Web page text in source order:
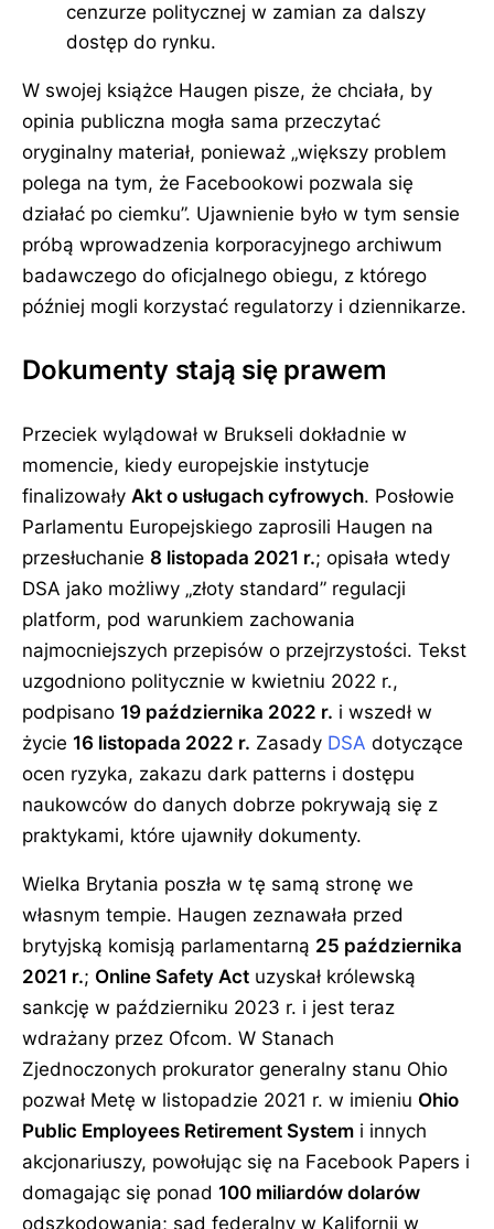
cenzurze politycznej w zamian za dalszy
dostęp do rynku.
W swojej książce Haugen pisze, że chciała, by
opinia publiczna mogła sama przeczytać
oryginalny materiał, ponieważ większy problem
polega na tym, że Facebookowi pozwala się
działać po ciemku . Ujawnienie było w tym sensie
próbą wprowadzenia korporacyjnego archiwum
badawczego do oficjalnego obiegu, z którego
później mogli korzystać regulatorzy i dziennikarze.
Dokumenty stają się prawem
Przeciek wylądował w Brukseli dokładnie w
momencie, kiedy europejskie instytucje
finalizowały Akt o usługach cyfrowych. Posłowie
Parlamentu Europejskiego zaprosili Haugen na
przesłuchanie 8 listopada 2021 r.; opisała wtedy
DSA jako możliwy złoty standard
regulacji
platform, pod warunkiem zachowania
najmocniejszych przepisów o przejrzystości. Tekst
uzgodniono politycznie w kwietniu 2022 r.,
podpisano 19 października 2022 r. i wszedł w
życie 16 listopada 2022 r. Zasady DSA dotyczące
ocen ryzyka, zakazu dark patterns i dostępu
naukowców do danych dobrze pokrywają się z
praktykami, które ujawniły dokumenty.
Wielka Brytania poszła w tę samą stronę we
własnym tempie. Haugen zeznawała przed
brytyjską komisją parlamentarną 25 października
2021 r.; Online Safety Act uzyskał królewską
sankcję w październiku 2023 r. i jest teraz
wdrażany przez Ofcom. W Stanach
Zjednoczonych prokurator generalny stanu Ohio
pozwał Metę w listopadzie 2021 r. w imieniu Ohio
Public Employees Retirement System i innych
akcjonariuszy, powołując się na Facebook Papers i
domagając się ponad 100 miliardów dolarów
odszkodowania; sąd federalny w Kalifornii w